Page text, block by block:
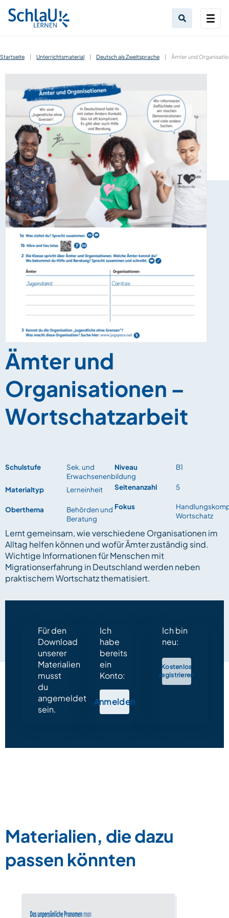
Startseite | Unterrichtsmaterial | Deutsch als Zweitsprache | Ämter und
Ämter und
Organisationen –
Wortschatzarbeit
Schulstufe
Sek. und
Erwachsenenbildung
Materialtyp
Lerneinheit
Oberthema
Behörden und
Beratung
Niveau B1
Seitenanzahl 5
Fokus
Wortschatz
Lernt gemeinsam, wie verschiedene Organisationen im
Alltag helfen können und wofür Ämter zuständig sind.
Wichtige Informationen für Menschen mit
Migrationserfahrung in Deutschland werden neben
praktischem Wortschatz thematisiert.
Für den
Download
unserer
Materialien
musst
du
angemeldet
sein.
Ich
habe
bereits
ein
Konto:
Anmelden
Ich bin
neu:
Kostenlos
registrieren
Materialien, die dazu
passen könnten